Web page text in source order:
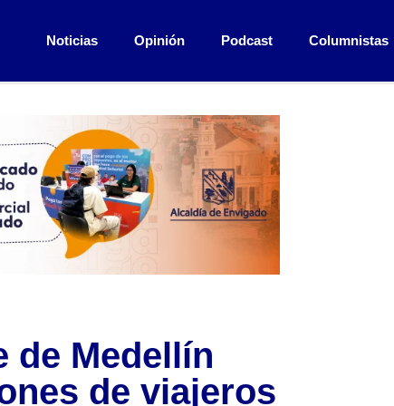
Noticias Opinión Podcast Columnistas
de Medellín
de viajeros